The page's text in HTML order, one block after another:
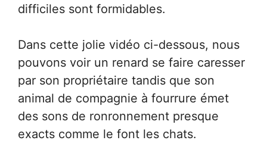
difficiles sont formidables.
Dans cette jolie vidéo ci-dessous, nous
pouvons voir un renard se faire caresser
par son propriétaire tandis que son
animal de compagnie à fourrure émet
des sons de ronronnement presque
exacts comme le font les chats.